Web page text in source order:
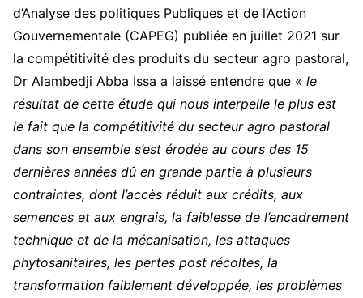
d’Analyse des politiques Publiques et de l’Action
Gouvernementale (CAPEG) publiée en juillet 2021 sur
la compétitivité des produits du secteur agro pastoral,
Dr Alambedji Abba Issa a laissé entendre que « le
résultat de cette étude qui nous interpelle le plus est
le fait que la compétitivité du secteur agro pastoral
dans son ensemble s’est érodée au cours des 15
dernières années dû en grande partie à plusieurs
contraintes, dont l’accès réduit aux crédits, aux
semences et aux engrais, la faiblesse de l’encadrement
technique et de la mécanisation, les attaques
phytosanitaires, les pertes post récoltes, la
transformation faiblement développée, les problèmes